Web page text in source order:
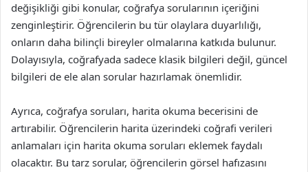
değişikliği gibi konular, coğrafya sorularının içeriğini
zenginleştirir. Öğrencilerin bu tür olaylara duyarlılığı,
onların daha bilinçli bireyler olmalarına katkıda bulunur.
Dolayısıyla, coğrafyada sadece klasik bilgileri değil, güncel
bilgileri de ele alan sorular hazırlamak önemlidir.
Ayrıca, coğrafya soruları, harita okuma becerisini de
artırabilir. Öğrencilerin harita üzerindeki coğrafi verileri
anlamaları için harita okuma soruları eklemek faydalı
olacaktır. Bu tarz sorular, öğrencilerin görsel hafızasını